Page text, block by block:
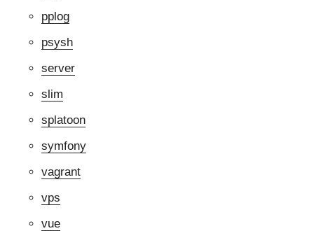
pplog
psysh
server
slim
splatoon
symfony
vagrant
vps
vue